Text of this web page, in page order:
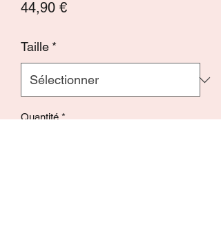
44,90 €Prix
Taille *
Quantité *